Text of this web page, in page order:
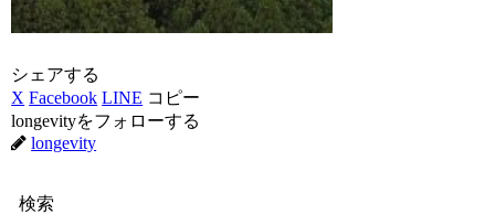
シェアする
X Facebook LINE コピー
longevityをフォローする
longevity
検索